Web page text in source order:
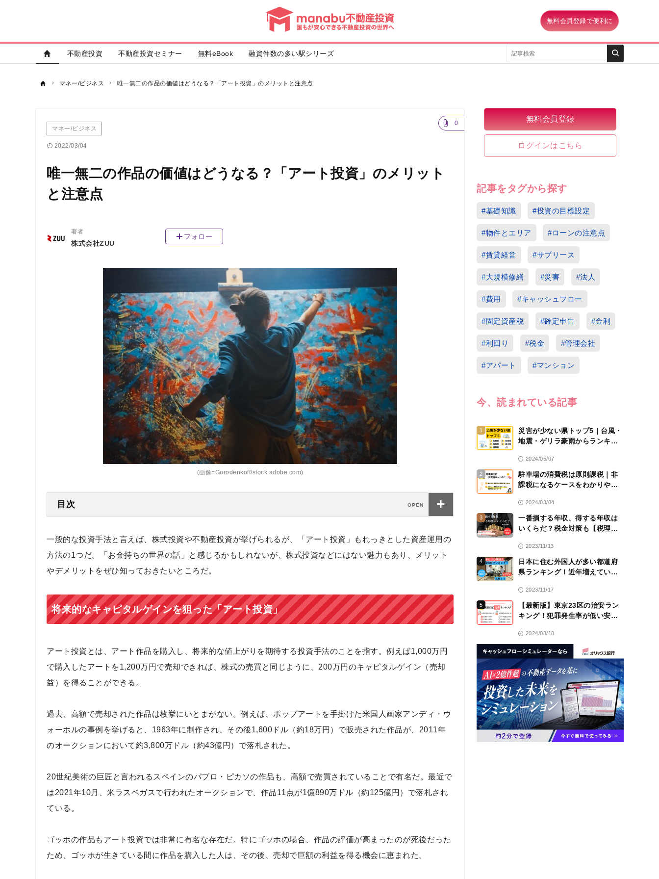
無料会員登録で便利に
不動産投資 不動産投資セミナー 無料eBook 融資件数の多い駅シリーズ
マネー/ビジネス 唯一無二の作品の価値はどうなる？「アート投資」のメリットと注意点
マネー/ビジネス
0
2022/03/04
唯一無二の作品の価値はどうなる？「アート投資」のメリット
と注意点
著者
株式会社ZUU
フォロー
(画像=Gorodenkoff/stock.adobe.com)
目次
一般的な投資手法と言えば、株式投資や不動産投資が挙げられるが、「アート投資」もれっきとした資産運用の
方法の1つだ。「お金持ちの世界の話」と感じるかもしれないが、株式投資などにはない魅力もあり、メリット
やデメリットをぜひ知っておきたいところだ。
将来的なキャピタルゲインを狙った「アート投資」
アート投資とは、アート作品を購入し、将来的な値上がりを期待する投資手法のことを指す。例えば1,000万円
で購入したアートを1,200万円で売却できれば、株式の売買と同じように、200万円のキャピタルゲイン（売却
益）を得ることができる。
過去、高額で売却された作品は枚挙にいとまがない。例えば、ポップアートを手掛けた米国人画家アンディ・ウ
ォーホルの事例を挙げると、1963年に制作され、その後1,600ドル（約18万円）で販売された作品が、2011年
のオークションにおいて約3,800万ドル（約43億円）で落札された。
20世紀美術の巨匠と言われるスペインのパブロ・ピカソの作品も、高額で売買されていることで有名だ。最近で
は2021年10月、米ラスベガスで行われたオークションで、作品11点が1億890万ドル（約125億円）で落札され
ている。
ゴッホの作品もアート投資では非常に有名な存在だ。特にゴッホの場合、作品の評価が高まったのが死後だった
ため、ゴッホが生きている間に作品を購入した人は、その後、売却で巨額の利益を得る機会に恵まれた。
無料会員登録
ログインはこちら
記事をタグから探す
#基礎知識 #投資の目標設定
#物件とエリア #ローンの注意点
#賃貸経営 #サブリース
#大規模修繕 #災害 #法人
#費用 #キャッシュフロー
#固定資産税 #確定申告 #金利
#利回り #税金 #管理会社
#アパート #マンション
今、読まれている記事
1
災害が少ない県トップ5｜台風・
地震・ゲリラ豪雨からランキン
2024/05/07
2
駐車場の消費税は原則課税｜非
課税になるケースをわかりやす
2024/03/04
3
一番損する年収、得する年収は
いくらだ？税金対策も【税理士
2023/11/13
4
日本に住む外国人が多い都道府
県ランキング！近年増えている
2023/11/17
5
【最新版】東京23区の治安ラン
キング！犯罪発生率が低い安全
2024/03/18